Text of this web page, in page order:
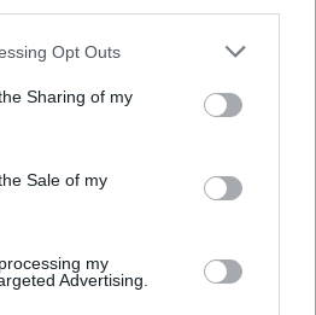
Opt Outs
Sharing of my
Sale of my
my
Advertising.
,la cui nuova maglia
aNike
) ricorderebbe
dalla
l'ha presa con ironia
teutonico in campo
sconfiggerli, unisciti a
League, ecco i nuovoi